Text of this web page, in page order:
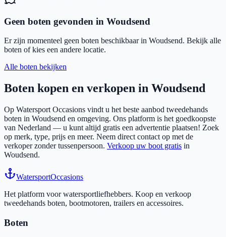
Geen boten gevonden in Woudsend
Er zijn momenteel geen boten beschikbaar in Woudsend. Bekijk alle
boten of kies een andere locatie.
Alle boten bekijken
Boten kopen en verkopen in Woudsend
Op Watersport Occasions vindt u het beste aanbod tweedehands
boten in Woudsend en omgeving. Ons platform is het goedkoopste
van Nederland — u kunt altijd gratis een advertentie plaatsen! Zoek
op merk, type, prijs en meer. Neem direct contact op met de
verkoper zonder tussenpersoon. Verkoop uw boot gratis in
Woudsend.
WatersportOccasions
Het platform voor watersportliefhebbers. Koop en verkoop
tweedehands boten, bootmotoren, trailers en accessoires.
Boten